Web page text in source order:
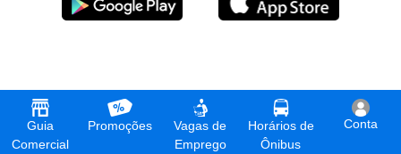
Guia
Comercial
Promoções
Vagas de
Emprego
Horários de
Ônibus
Conta